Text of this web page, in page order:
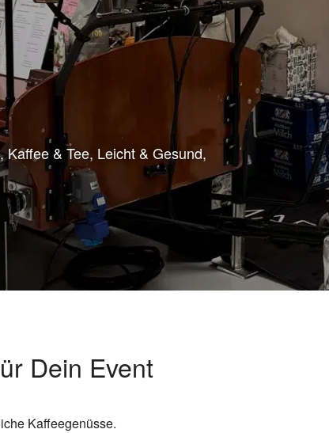
Kaffee & Tee Leicht & Gesund
Dein Event
Kaffeegenüsse.